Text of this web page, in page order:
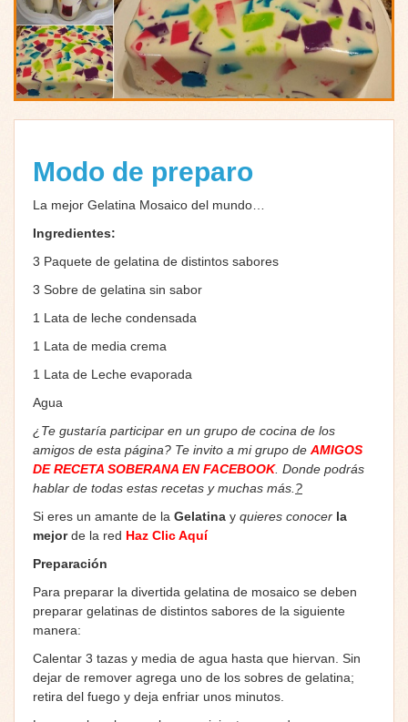
Modo de preparo
La mejor Gelatina Mosaico del mundo…
Ingredientes:
3 Paquete de gelatina de distintos sabores
3 Sobre de gelatina sin sabor
1 Lata de leche condensada
1 Lata de media crema
1 Lata de Leche evaporada
Agua
¿Te gustaría participar en un grupo de cocina de los
amigos de esta página? Te invito a mi grupo de AMIGOS
DE RECETA SOBERANA EN FACEBOOK. Donde podrás
hablar de todas estas recetas y muchas más. ?
Si eres un amante de la Gelatina y quieres conocer la
mejorde la red Haz Clic Aquí
Preparación
Para preparar la divertida gelatina de mosaico se deben
preparar gelatinas de distintos sabores de la siguiente
manera:
Calentar 3 tazas y media de agua hasta que hiervan. Sin
dejar de remover agrega uno de los sobres de gelatina;
retira del fuego y deja enfriar unos minutos.